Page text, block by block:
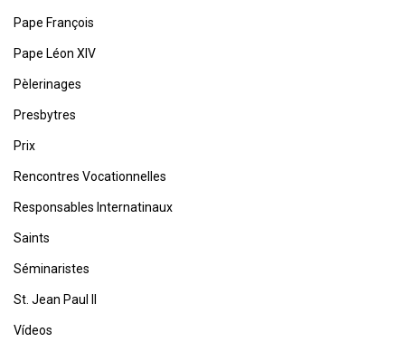
Pape François
Pape Léon XIV
Pèlerinages
Presbytres
Prix
Rencontres Vocationnelles
Responsables Internatinaux
Saints
Séminaristes
St. Jean Paul II
Vídeos